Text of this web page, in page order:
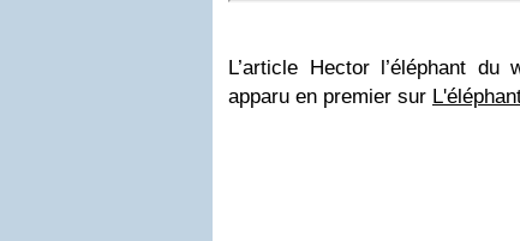
L’article Hector l’éléphant
apparu en premier sur